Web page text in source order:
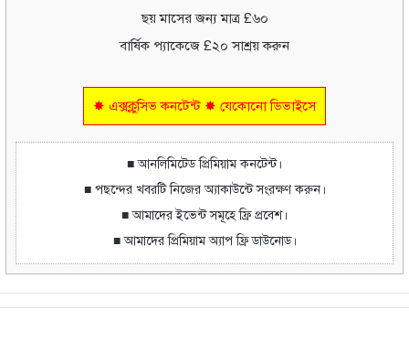
ছয় মাসের জন্য মাত্র £৬০
বার্ষিক প্যাকেজে £২০ সাশ্রয় করুন
✸ এক্সক্লুসিভ কনটেন্ট ✸ যেকোনো ডিভাইসে
■ আনলিমিটেড প্রিমিয়াম কনটেন্ট।
■ পছন্দের খবরটি নিজের অ্যাকাউন্টে সংরক্ষণ করুন।
■ আমাদের ইভেন্ট সমূহে ফ্রি প্রবেশ।
■ আমাদের প্রিমিয়াম অ্যাপ ফ্রি ডাউনোড।